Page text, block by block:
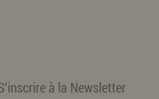
à la Newsletter